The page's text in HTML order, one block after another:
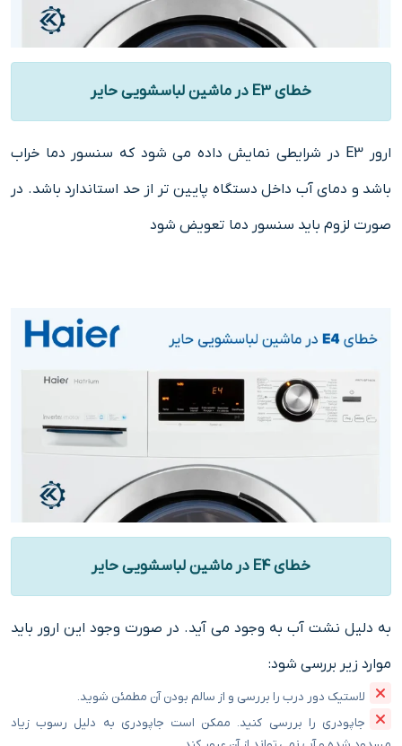
خطای E3 در ماشین لباسشویی حایر
ارور E3 در شرایطی نمایش داده می شود که سنسور دما خراب
باشد و دمای آب داخل دستگاه پایین تر از حد استاندارد باشد. در
صورت لزوم باید سنسور دما تعویض شود
خطای E4 در ماشین لباسشویی حایر
به دلیل نشت آب به وجود می آید. در صورت وجود این ارور باید
موارد زیر بررسی شود:
لاستیک دور درب را بررسی و از سالم بودن آن مطمئن شوید.
جاپودری را بررسی کنید. ممکن است جاپودری به دلیل رسوب زیاد